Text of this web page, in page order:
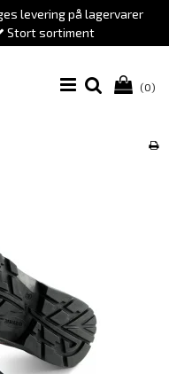
levering på lagervarer
Stort sortiment
(0)